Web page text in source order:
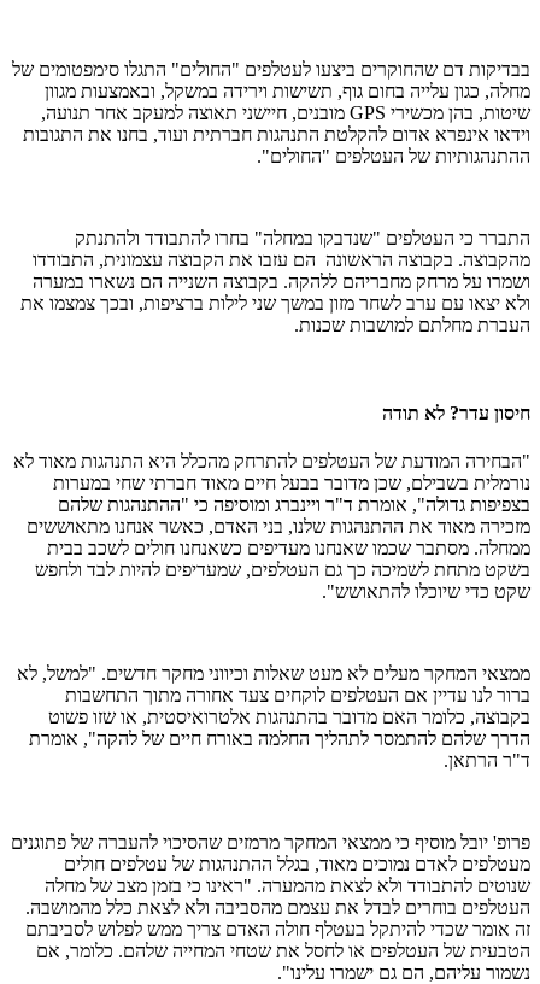
בבדיקות דם שהחוקרים ביצעו לעטלפים "החולים" התגלו סימפטומים של
מחלה, כגון עלייה בחום גוף, תשישות וירידה במשקל, ובאמצעות מגוון
שיטות, בהן מכשירי GPS מובנים, חיישני תאוצה למעקב אחר תנועה,
וידאו אינפרא אדום להקלטת התנהגות חברתית ועוד, בחנו את התגובות
ההתנהגותיות של העטלפים "החולים".
התברר כי העטלפים "שנדבקו במחלה" בחרו להתבודד ולהתנתק
מהקבוצה. בקבוצה הראשונה הם עזבו את הקבוצה עצמונית, התבודדו
ושמרו על מרחק מחבריהם ללהקה. בקבוצה השנייה הם נשארו במערה
ולא יצאו עם ערב לשחר מזון במשך שני לילות ברציפות, ובכך צמצמו את
העברת מחלתם למושבות שכנות.
חיסון עדר? לא תודה
"הבחירה המודעת של העטלפים להתרחק מהכלל היא התנהגות מאוד לא
נורמלית בשבילם, שכן מדובר בבעל חיים מאוד חברתי שחי במערות
בצפיפות גדולה", אומרת ד"ר ויינברג ומוסיפה כי "ההתנהגות שלהם
מזכירה מאוד את ההתנהגות שלנו, בני האדם, כאשר אנחנו מתאוששים
ממחלה. מסתבר שכמו שאנחנו מעדיפים כשאנחנו חולים לשכב בבית
בשקט מתחת לשמיכה כך גם העטלפים, שמעדיפים להיות לבד ולחפש
שקט כדי שיוכלו להתאושש".
ממצאי המחקר מעלים לא מעט שאלות וכיווני מחקר חדשים. "למשל, לא
ברור לנו עדיין אם העטלפים לוקחים צעד אחורה מתוך התחשבות
בקבוצה, כלומר האם מדובר בהתנהגות אלטרואיסטית, או שזו פשוט
הדרך שלהם להתמסר לתהליך החלמה באורח חיים של להקה", אומרת
ד"ר הרתאן.
פרופ' יובל מוסיף כי ממצאי המחקר מרמזים שהסיכוי להעברה של פתוגנים
מעטלפים לאדם נמוכים מאוד, בגלל ההתנהגות של עטלפים חולים
שנוטים להתבודד ולא לצאת מהמערה. "ראינו כי בזמן מצב של מחלה
העטלפים בוחרים לבדל את עצמם מהסביבה ולא לצאת כלל מהמושבה.
זה אומר שכדי להיתקל בעטלף חולה האדם צריך ממש לפלוש לסביבתם
הטבעית של העטלפים או לחסל את שטחי המחייה שלהם. כלומר, אם
נשמור עליהם, הם גם ישמרו עלינו".